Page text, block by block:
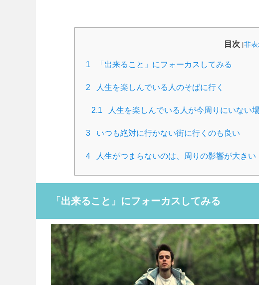
目次 [非
1 「出来ること」にフォーカスしてみる
2 人生を楽しんでいる人のそばに行く
2.1 人生を楽しんでいる人が今周りにいない
3 いつも絶対に行かない街に行くのも良い
4 人生がつまらないのは、周りの影響が大きい
「出来ること」にフォーカスしてみる